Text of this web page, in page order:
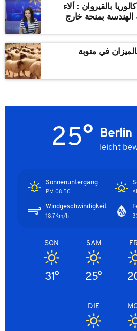
الباكالوريا بالقيروان : ألاء
بمنحة خارج
في منوبة
Berlin
leicht
25°
Sonnenuntergang
08:50 PM
Windgeschwindigkeit
18.7Km/h
SAM
25°
SON
31°
DIE